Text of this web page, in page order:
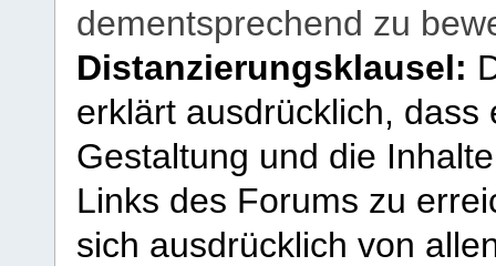
dementsprechend zu
Distanzierungsklausel:
erklärt ausdrücklich,
Gestaltung und die
Links des Forums zu
sich ausdrücklich von